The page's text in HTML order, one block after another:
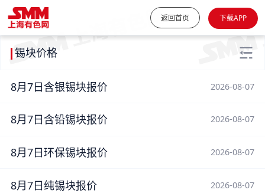
返回首页 下载APP
锡块价格
8月7日含银锡块报价 2026-08-07
8月7日含铅锡块报价 2026-08-07
8月7日环保锡块报价 2026-08-07
8月7日纯锡块报价 2026-08-07